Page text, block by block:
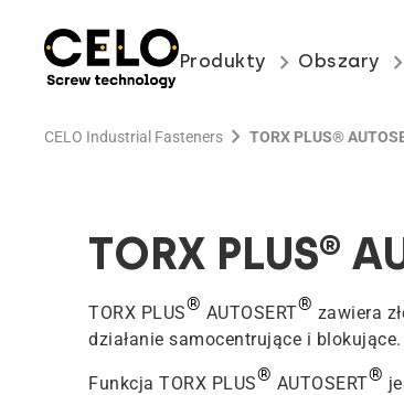
Produkty keyboard_arrow_right Obszary keyboard_arrow_right
CELO Industrial Fasteners chevron_right TORX PLUS®
TORX PLUS®
TORX PLUS® AUTOSERT® zawiera
działanie samocentrujące i blokujące.
Funkcja TORX PLUS® AUTOSERT®